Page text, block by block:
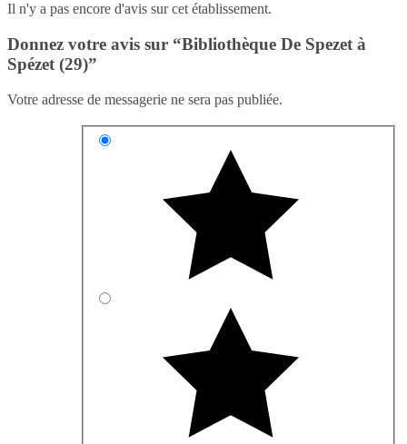
Il n'y a pas encore d'avis sur cet établissement.
Donnez votre avis sur “Bibliothèque De Spezet à
Spézet (29)”
Votre adresse de messagerie ne sera pas publiée.